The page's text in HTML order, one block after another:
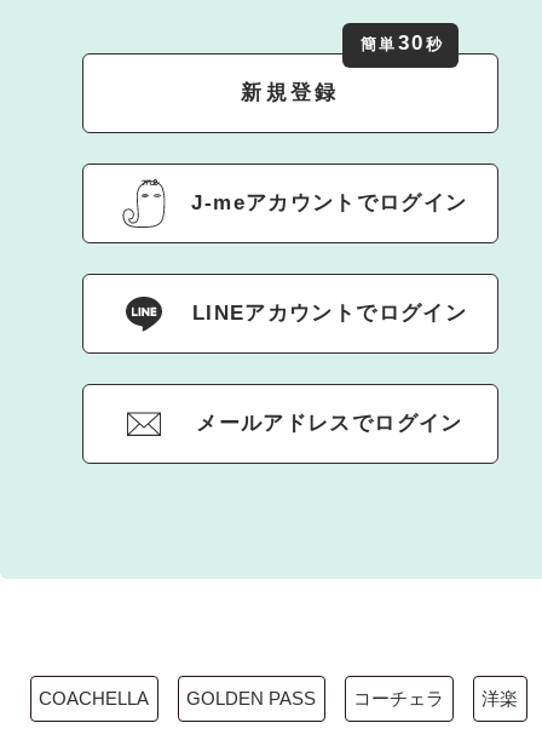
新規登録
簡単 30 秒
J-meアカウントでログイン
LINEアカウントでログイン
メールアドレスでログイン
COACHELLA GOLDEN PASS コーチェラ 洋楽